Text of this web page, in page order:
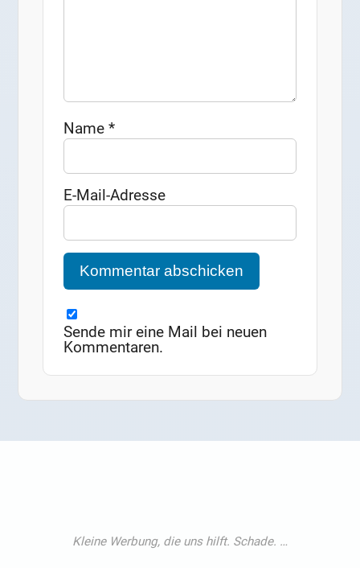
Name*
E-Mail-Adresse
Sende mir eine Mail bei neuen
Kommentaren.